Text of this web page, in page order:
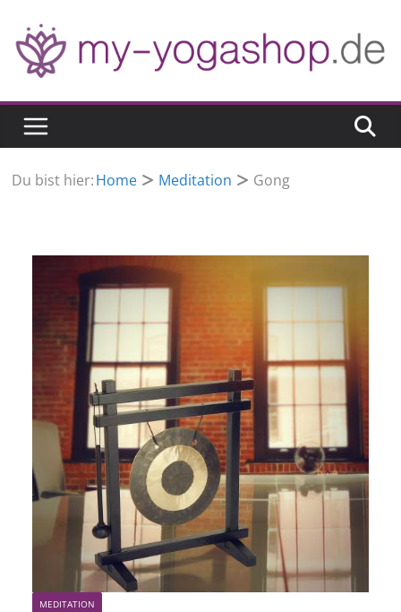
Inhalt
springen
Du bist hier:Home Meditation Gong
MEDITATION